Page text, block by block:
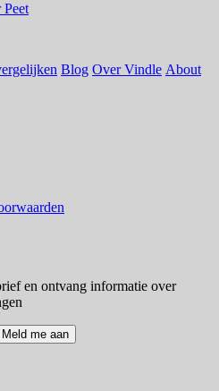
Peet
Blog Over Vindle About
en ontvang informatie over
Meld me aan